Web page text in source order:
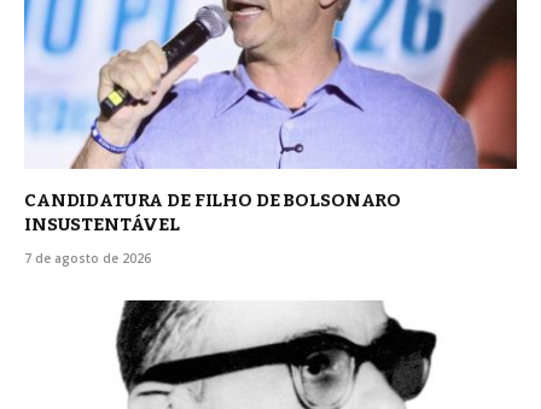
CANDIDATURA DE FILHO DE BOLSONARO
INSUSTENTÁVEL
7 de agosto de 2026